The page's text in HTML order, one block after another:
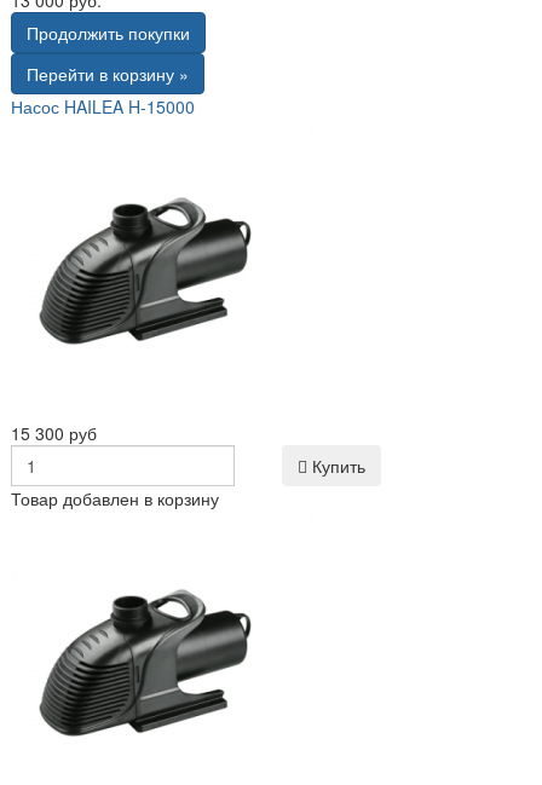
Продолжить покупки
Перейти в корзину »
Насос HAILEA H-15000
15 300 руб
Купить
Товар добавлен в корзину